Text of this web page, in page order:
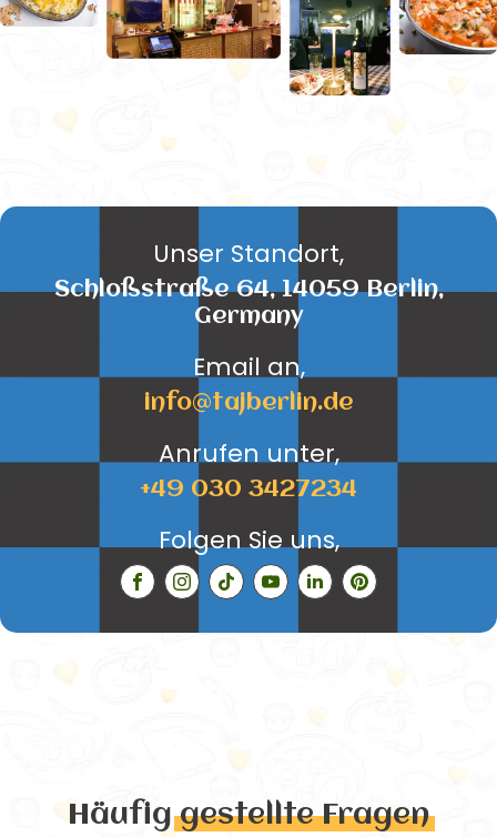
Unser Standort,
Schloßstraße 64, 14059 Berlin,
Germany
Email an,
info@tajberlin.de
Anrufen unter,
+49 030 3427234
Folgen Sie uns,
Häufiggestellte Fragen